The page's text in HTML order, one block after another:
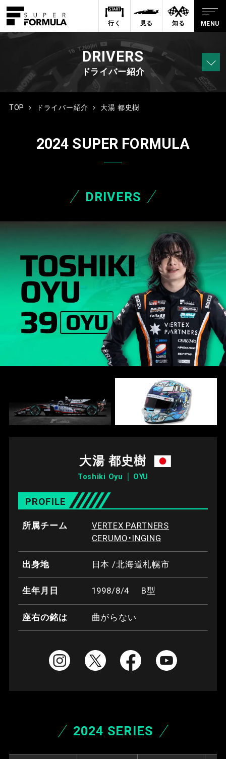
行く 見る 知る
DRIVERS
ドライバー紹介
TOP ドライバー紹介 大湯 都史樹
2024 SUPER FORMULA
DRIVERS
大湯 都史樹
Toshiki Oyu │ OYU
PROFILE
所属チーム
VERTEX PARTNERS
CERUMO･INGING
出身地 日本 /北海道札幌市
生年月日 1998/8/4 B型
座右の銘は 曲がらない
2024 SERIES